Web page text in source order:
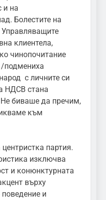
и на
Болестите на
Управляващите
клиентела,
чинопочитание
подмениха
с личните си
НДСВ стана
биваше да пречим,
към
партия.
изключва
и конюнктурната
върху
и